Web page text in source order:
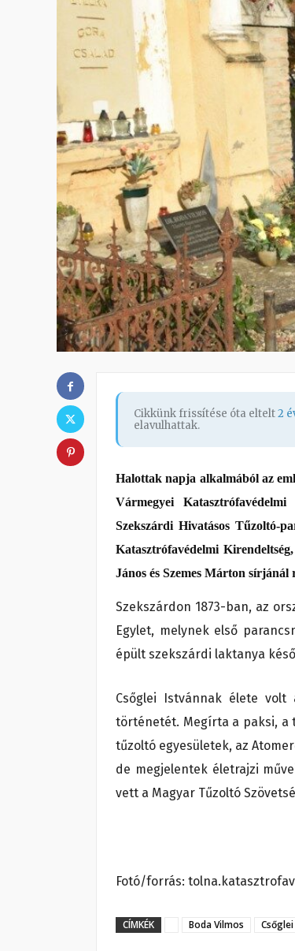
Cikkünk frissítése óta eltelt2
elavulhattak.
Halottak napja alkalmából az
Vármegyei
Szekszárdi Hivatásos Tűzoltó-
Katasztrófavédelmi
János és Szemes Márton sírjánál
Szekszárdon 1873-ban, az
Egylet, melynek első
épült szekszárdi laktanya
Csőglei Istvánnak élete
történetét. Megírta a paksi, a
tűzoltó egyesületek, az
de megjelentek életrajzi
vett a Magyar Tűzoltó
Fotó/forrás:
CÍMKÉK Boda Vilmos